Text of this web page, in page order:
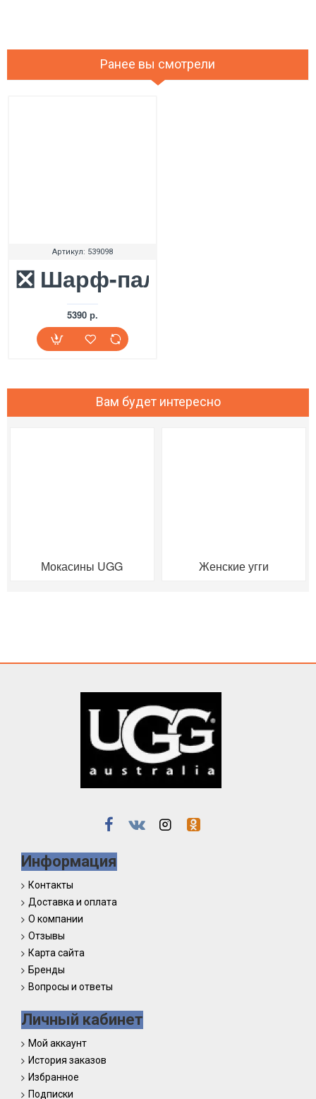
Ранее вы смотрели
Артикул: 539098
❎ Шарф-палантин UGG
5390 р.
Вам будет интересно
Мокасины UGG Женские угги
Информация
Контакты
Доставка и оплата
О компании
Отзывы
Карта сайта
Бренды
Вопросы и ответы
Личный кабинет
Мой аккаунт
История заказов
Избранное
Подписки